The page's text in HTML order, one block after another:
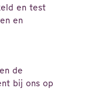
en test
en
de
bij ons op